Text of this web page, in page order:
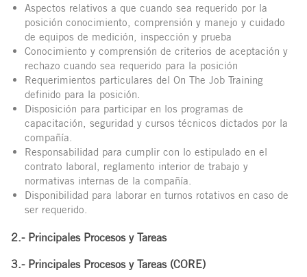
Aspectos relativos a que cuando sea requerido por la
posición conocimiento, comprensión y manejo y cuidado
de equipos de medición, inspección y prueba
Conocimiento y comprensión de criterios de aceptación y
rechazo cuando sea requerido para la posición
Requerimientos particulares del On The Job Training
definido para la posición.
Disposición para participar en los programas de
capacitación, seguridad y cursos técnicos dictados por la
compañía.
Responsabilidad para cumplir con lo estipulado en el
contrato laboral, reglamento interior de trabajo y
normativas internas de la compañía.
Disponibilidad para laborar en turnos rotativos en caso de
ser requerido.
2.- Principales Procesos y Tareas
3.- Principales Procesos y Tareas (CORE)